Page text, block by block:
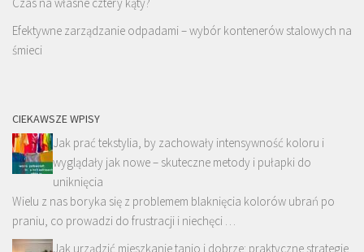
Efektywne zarządzanie odpadami – wybór kontenerów stalowych na
śmieci
CIEKAWSZE WPISY
Jak prać tekstylia, by zachowały intensywność koloru i
wyglądały jak nowe – skuteczne metody i pułapki do
uniknięcia
Wielu z nas boryka się z problemem blaknięcia kolorów ubrań po
praniu, co prowadzi do frustracji i niechęci …
Jak urządzić mieszkanie tanio i dobrze: praktyczne strategie